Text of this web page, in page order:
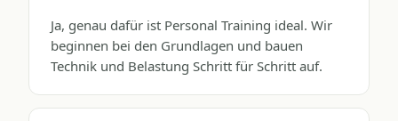
Ja, genau dafür ist Personal Training ideal. Wir
beginnen bei den Grundlagen und bauen
Technik und Belastung Schritt für Schritt auf.